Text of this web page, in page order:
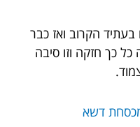
הקרוב ואז כבר
כך חזקה וזו סיבה
דשא